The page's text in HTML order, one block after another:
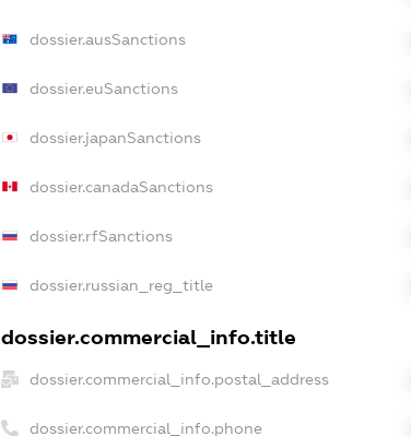
dossier.ausSanctions
dossier.euSanctions
dossier.japanSanctions
dossier.canadaSanctions
dossier.rfSanctions
dossier.russian_reg_title
dossier.commercial_info.title
dossier.commercial_info.postal_address
dossier.commercial_info.phone